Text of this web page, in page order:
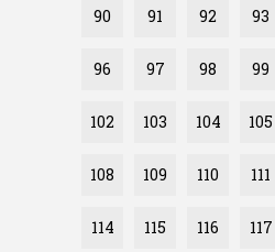
90 91 92 93
96 97 98 99
102 103 104 105
108 109 110 111
114 115 116 117